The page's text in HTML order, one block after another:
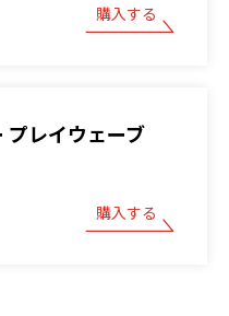
購入する
プレイウェーブ
購入する